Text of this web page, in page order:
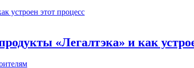
«Легалтэка» и как